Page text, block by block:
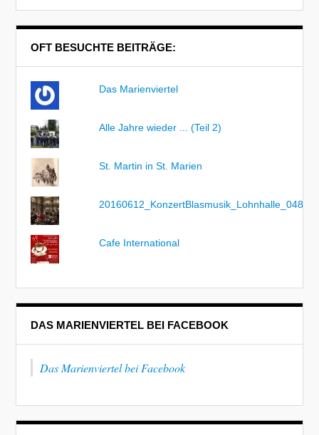
OFT BESUCHTE BEITRÄGE:
Das Marienviertel
Alle Jahre wieder ... (Teil 2)
St. Martin in St. Marien
20160612_KonzertBlasmusik_Lohnhalle_048
Cafe International
DAS MARIENVIERTEL BEI FACEBOOK
Das Marienviertel bei Facebook